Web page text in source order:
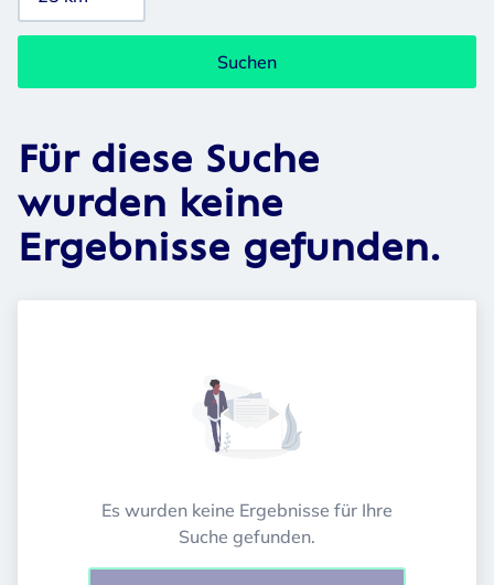
Suchen
Für diese Suche
wurden keine
Ergebnisse gefunden.
Es wurden keine Ergebnisse für Ihre
Suche gefunden.